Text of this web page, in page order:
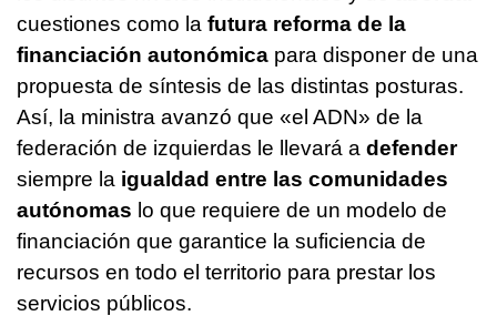
cuestiones como la futura reforma de la
financiación autonómica para disponer de una
propuesta de síntesis de las distintas posturas.
Así, la ministra avanzó que «el ADN» de la
federación de izquierdas le llevará a defender
siempre la igualdad entre las comunidades
autónomas lo que requiere de un modelo de
financiación que garantice la suficiencia de
recursos en todo el territorio para prestar los
servicios públicos.